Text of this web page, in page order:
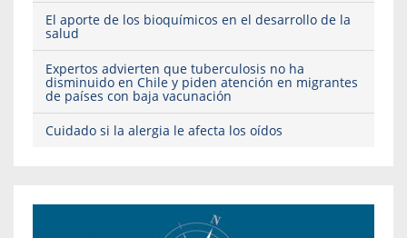
El aporte de los bioquímicos en el desarrollo de la
salud
Expertos advierten que tuberculosis no ha
disminuido en Chile y piden atención en migrantes
de países con baja vacunación
Cuidado si la alergia le afecta los oídos